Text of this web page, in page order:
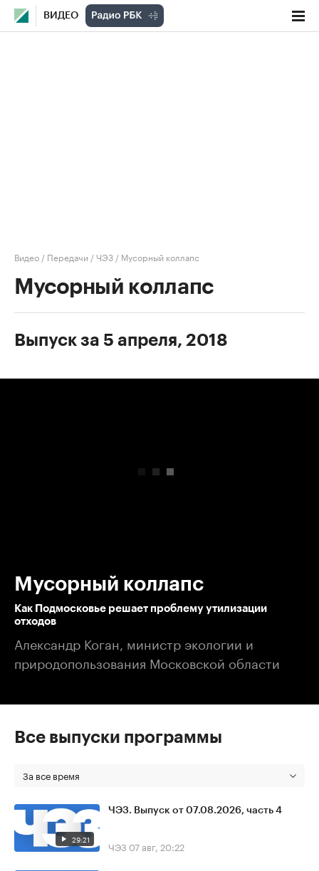
ВИДЕО
Видео / Передачи /ЧЭЗ / Мусорный коллапс
Мусорный коллапс
Выпуск за 5 апреля, 2018
Мусорный коллапс
Как Подмосковье решает проблему утилизации
отходов
Александр Коган, министр экологии и
природопользования Московской области
Все выпуски программы
За все время
29:21
ЧЭЗ. Выпуск от 07.08.2026, часть 4
ЧЭЗ 07 авг, 20:22